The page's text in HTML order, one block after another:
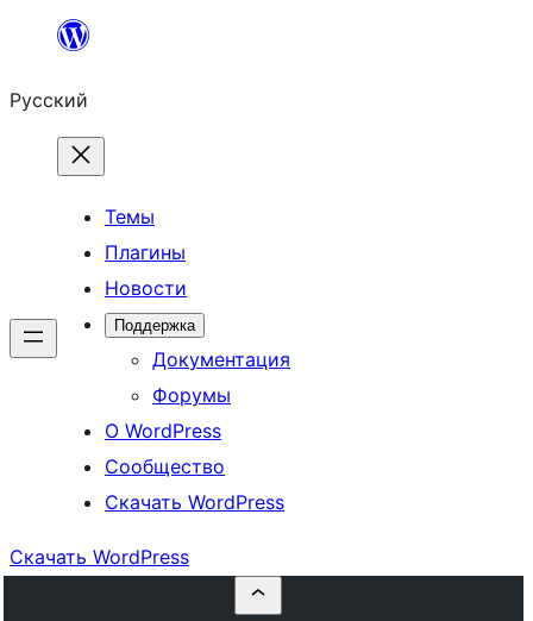
Перейти
содержимому
Русский
Темы
Плагины
Новости
Поддержка
Документация
Форумы
О WordPress
Сообщество
Скачать WordPress
Скачать WordPress